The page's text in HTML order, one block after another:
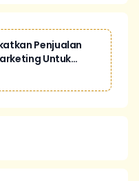
Penjualan
Untuk
Kompetitif